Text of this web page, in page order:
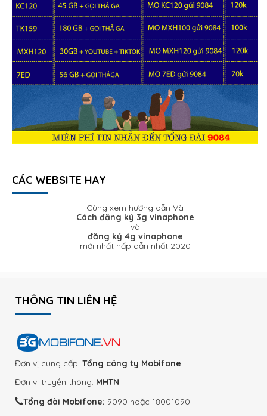
CÁC WEBSITE HAY
Cùng xem hướng dẫn Và
Cách đăng ký 3g vinaphone
và
đăng ký 4g vinaphone
mới nhất hấp dẫn nhất 2020
THÔNG TIN LIÊN HỆ
Đơn vị cung cấp: Tổng công ty Mobifone
Đơn vị truyền thông: MHTN
Tổng đài Mobifone: 9090 hoặc 18001090